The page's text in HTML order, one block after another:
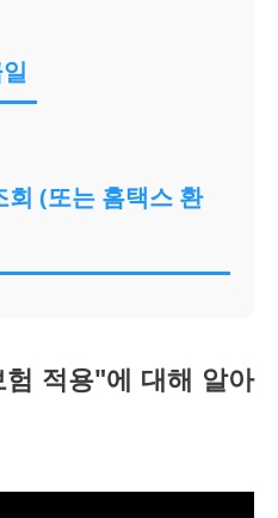
회 (또는 홈택스 환
적용"에 대해 알아